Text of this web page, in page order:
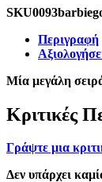
SKU
Περιγραφή
Mία μεγάλη
Κριτικές
Γράψτε μια
Δεν υπάρχει